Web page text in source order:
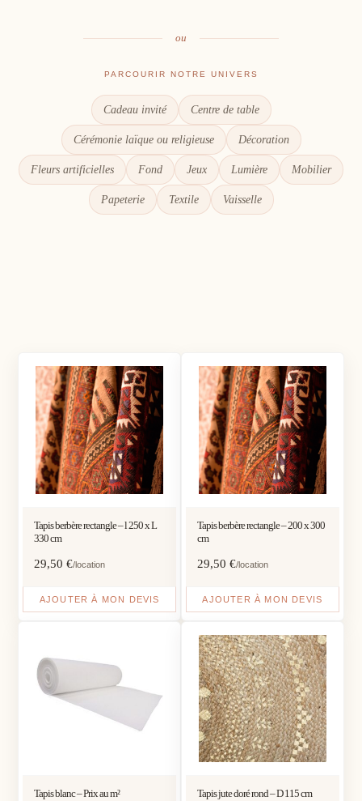
ou
PARCOURIR NOTRE UNIVERS
Cadeau invité Centre de table
Cérémonie laïque ou religieuse Décoration
Fleurs artificielles Fond Jeux Lumière Mobilier
Papeterie Textile Vaisselle
Tapis berbère rectangle – l 250 x L
330 cm
29,50€/location
AJOUTER À MON DEVIS
Tapis berbère rectangle – 200 x 300
cm
29,50 €/location
AJOUTER À MON DEVIS
Tapis blanc – Prix au m² Tapis jute doré rond – D 115 cm